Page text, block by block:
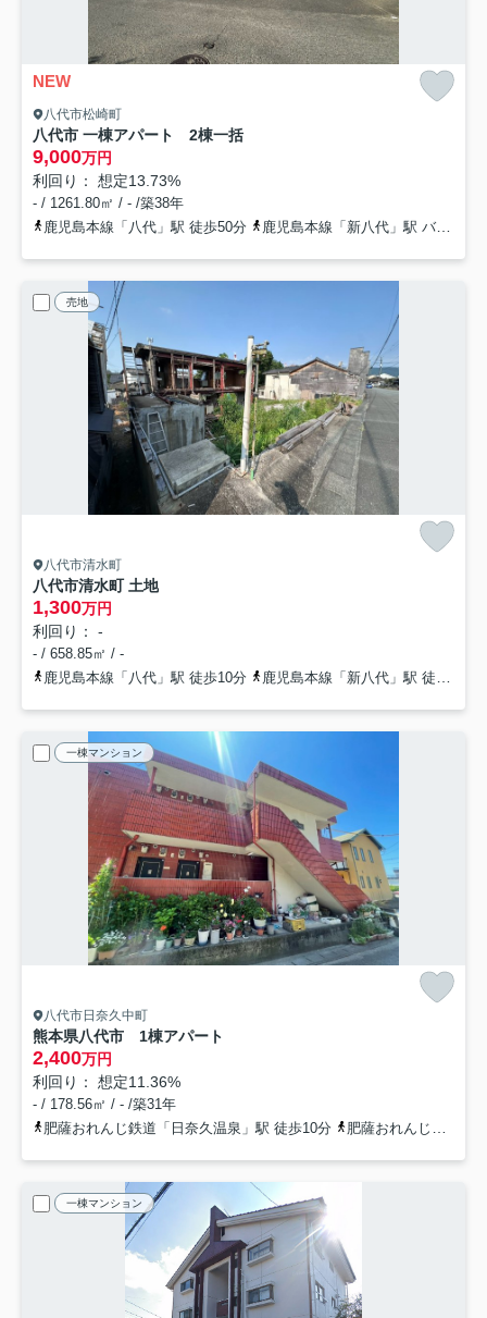
NEW
八代市松崎町
八代市 一棟アパート 2棟一括
9,000万円
利回り： 想定13.73%
- / 1261.80㎡ / - /築38年
鹿児島本線「八代」駅 徒歩50分
鹿児島本線「新八代」駅 バス13分 産交バス「永碇入口」 停歩15分
売地
八代市清水町
八代市清水町 土地
1,300万円
利回り： -
- / 658.85㎡ / -
鹿児島本線「八代」駅 徒歩10分
鹿児島本線「新八代」駅 徒歩35分
一棟マンション
八代市日奈久中町
熊本県八代市 1棟アパート
2,400万円
利回り： 想定11.36%
- / 178.56㎡ / - /築31年
肥薩おれんじ鉄道「日奈久温泉」駅 徒歩10分
肥薩おれんじ鉄道「肥後二見」駅 徒歩39分
一棟マンション